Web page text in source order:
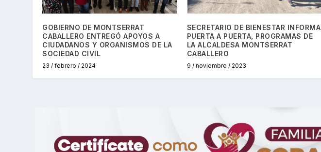
GOBIERNO DE MONTSERRAT
CABALLERO ENTREGÓ APOYOS A
CIUDADANOS Y ORGANISMOS DE LA
SOCIEDAD CIVIL
23 / febrero / 2024
SECRETARIO DE BIENESTAR INFORMA
PUERTA A PUERTA, PROGRAMAS DE
LA ALCALDESA MONTSERRAT
CABALLERO
9 / noviembre / 2023